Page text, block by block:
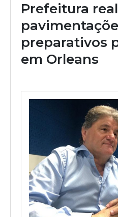
Prefeitura
preparativos
em Orleans